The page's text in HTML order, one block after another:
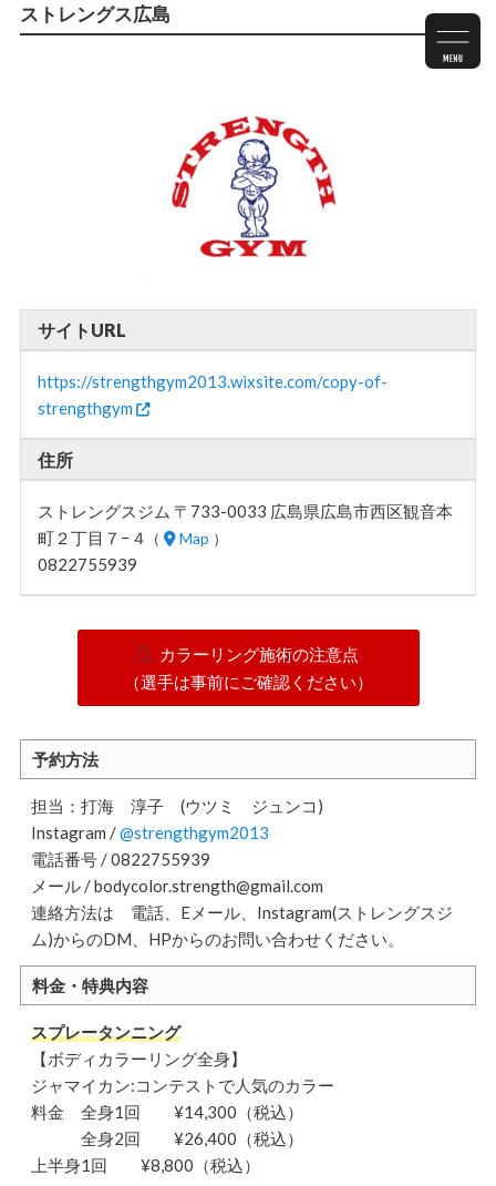
ストレングス広島
サイトURL
https://strengthgym2013.wixsite.com/copy-of-
strengthgym
住所
ストレングスジム 〒733-0033 広島県広島市西区観音本
町２丁目７−４ （ Map ）
0822755939
カラーリング施術の注意点
（選手は事前にご確認ください）
予約方法
担当：打海 淳子 (ウツミ ジュンコ)
Instagram /@strengthgym2013
電話番号 / 0822755939
メール / bodycolor.strength@gmail.com
連絡方法は 電話、Eメール、Instagram(ストレングスジ
ム)からのDM、HPからのお問い合わせください。
料金・特典内容
スプレータンニング
【ボディカラーリング全身】
ジャマイカン:コンテストで人気のカラー
料金 全身1回 ¥14,300（税込）
全身2回 ¥26,400（税込）
上半身1回 ¥8,800（税込）